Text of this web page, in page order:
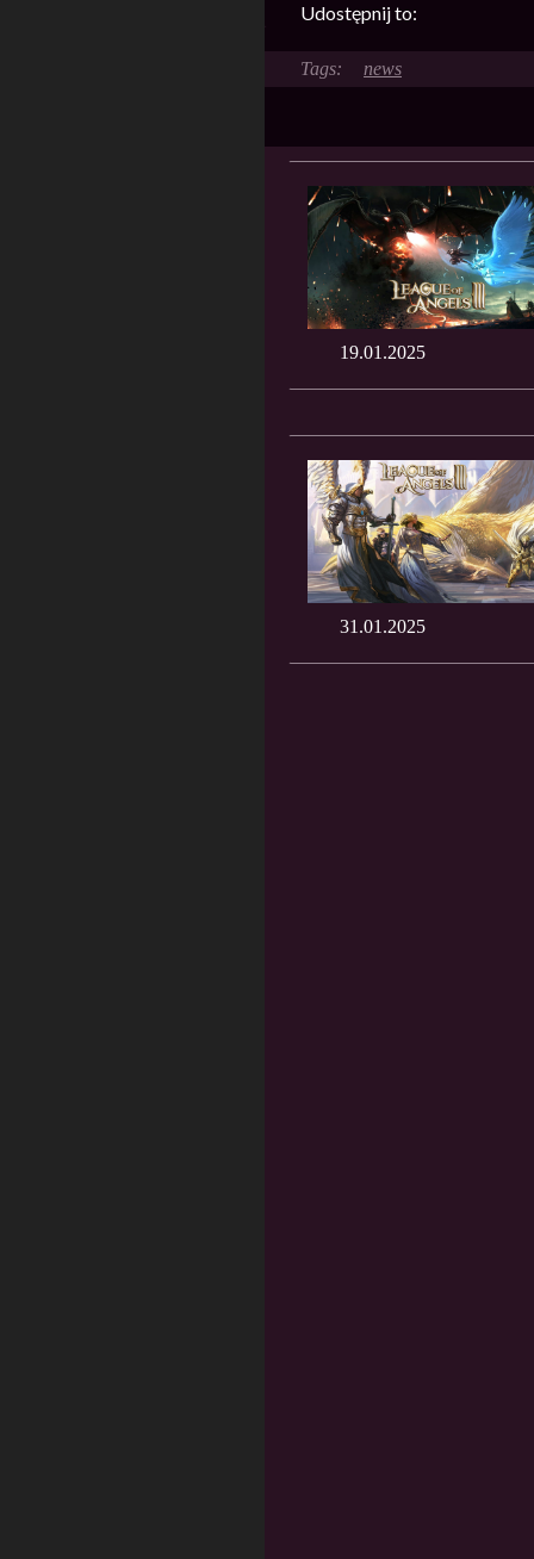
Udostępnij to:
news
19.01.2025
31.01.2025